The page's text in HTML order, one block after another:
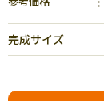
完成サイズ